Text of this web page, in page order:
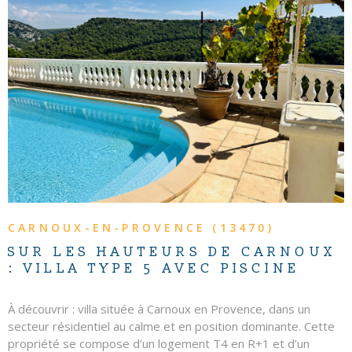
CARNOUX-EN-PROVENCE (13470)
SUR LES HAUTEURS DE CARNOUX
: VILLA TYPE 5 AVEC PISCINE
À découvrir : villa située à Carnoux en Provence, dans un
secteur résidentiel au calme et en position dominante. Cette
propriété se compose d’un logement T4 en R+1 et d’un
VOIR LE BIEN